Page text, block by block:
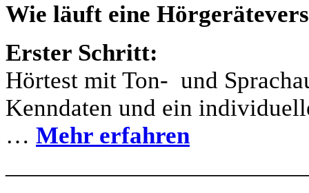
Wie läuft eine
Erster Schritt:
Hörtest mit Ton- und
Kenndaten und ein
… Mehr erfahren